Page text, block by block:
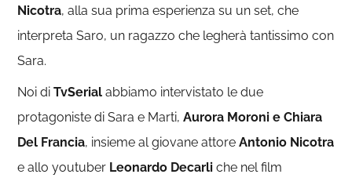
Nicotra, alla sua prima esperienza su un set, che
interpreta Saro, un ragazzo che legherà tantissimo con
Sara.
Noi diTvSerial abbiamo intervistato le due
protagoniste di Sara e Marti,Aurora Moroni e Chiara
Del Francia, insieme al giovane attoreAntonio Nicotra
e allo youtuber Leonardo Decarli che nel film